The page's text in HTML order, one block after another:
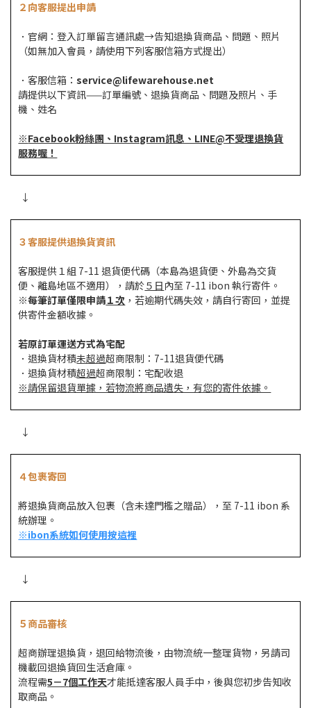
２向客服提出申請
．官網：登入訂單留言通訊處→告知退換貨商品、問題、照片
（如無加入會員，請使用下列客服信箱方式提出）
．客服信箱：service@lifewarehouse.net
請提供以下資訊——訂單編號、退換貨商品、問題及照片、手
機、姓名
※Facebook粉絲團、Instagram訊息、LINE@不受理退換貨
服務喔！
↓
３客服提供退換貨資訊
客服提供１組 7-11 退貨便代碼（本島為退貨便、外島為交貨
便、離島地區不適用），請於５日 內至 7-11 ibon 執行寄件。
※每筆訂單僅限申請１次 ，若逾期代碼失效，請自行寄回，並提
供寄件金額收據。
若原訂單運送方式為宅配
．退換貨材積未超過超商限制：7-11退貨便代碼
．退換貨材積超過超商限制：宅配收退
※請保留退貨單據，若物流將商品遺失，有您的寄件依據。
↓
４包裹寄回
將退換貨商品放入包裹（含未達門檻之贈品），至 7-11 ibon 系
統辦理。
※ibon系統如何使用按這裡
↓
５商品審核
超商辦理退換貨，退回給物流後，由物流統一整理貨物，另請司
機載回退換貨回生活倉庫。
流程需5－7個工作天才能抵達客服人員手中，後與您初步告知收
取商品 。